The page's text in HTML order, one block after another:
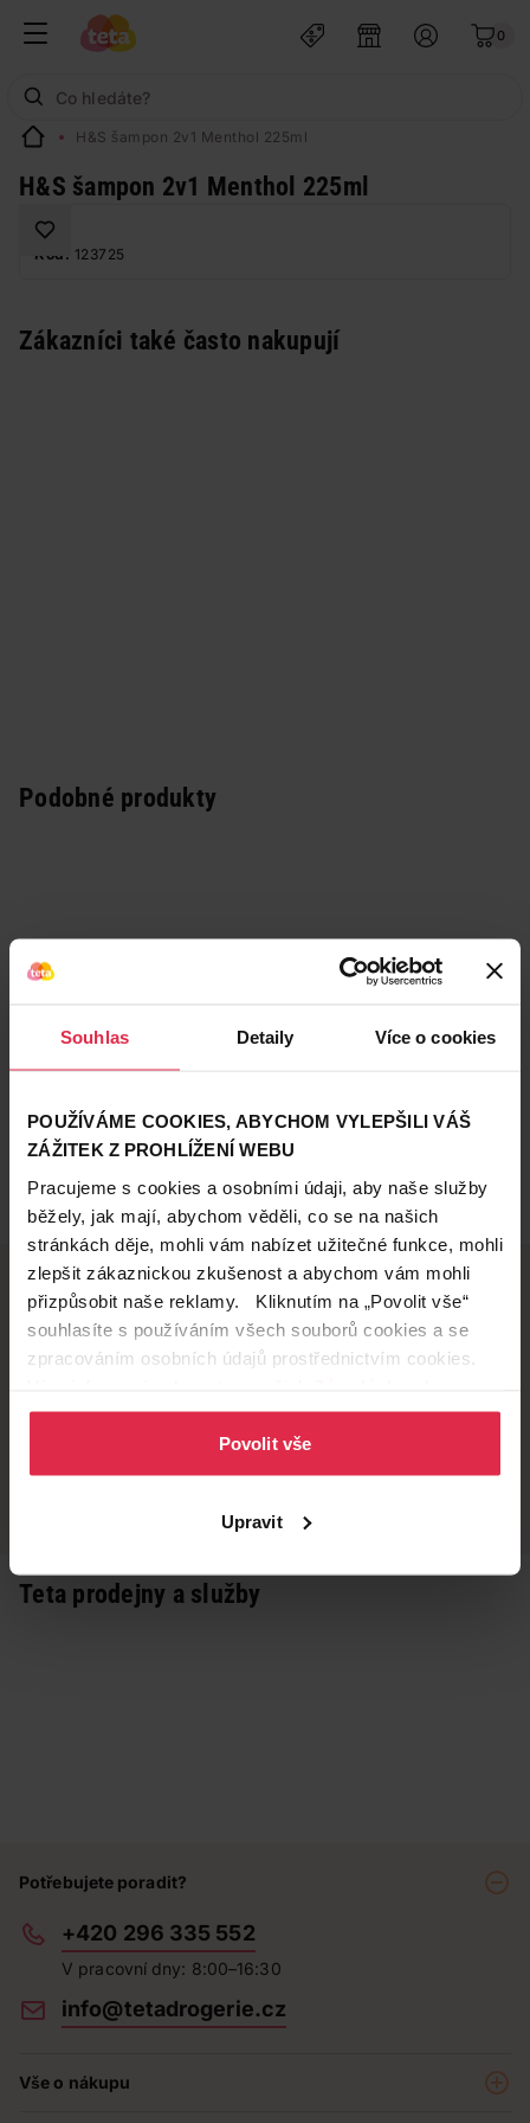
Souhlas Detaily Více o cookies
POUŽÍVÁME COOKIES, ABYCHOM VYLEPŠILI VÁŠ
ZÁŽITEK Z PROHLÍŽENÍ WEBU
Pracujeme s cookies a osobními údaji, aby naše služby
běžely, jak mají, abychom věděli, co se na našich
stránkách děje, mohli vám nabízet užitečné funkce, mohli
zlepšit zákaznickou zkušenost a abychom vám mohli
přizpůsobit naše reklamy. Kliknutím na „Povolit vše“
souhlasíte s používáním všech souborů cookies a se
zpracováním osobních údajů prostřednictvím cookies.
osobních údajů.
Povolit vše
Upravit
0
H&S šampon 2v1 Menthol 225ml
H&S šampon 2v1 Menthol 225ml
Kód: 123725
Zákazníci také často nakupují
Podobné produkty
Doručení zdarma
při nákupu nad 1 200 Kč
Věrnostní slevy
ušetřete s Teta klubem
Teta prodejny a služby
Potřebujete poradit?
+420 296 335 552
V pracovní dny: 8:00–16:30
info@tetadrogerie.cz
Vše o nákupu